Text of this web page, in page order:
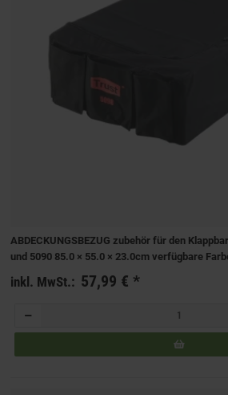
ABDECKUNGSBEZUG zubehör für den
und 5090 85.0 × 55.0 × 23.0cm verfügbare
inkl. MwSt.: 57,99 €*